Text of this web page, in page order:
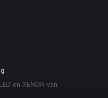
en XENON van...